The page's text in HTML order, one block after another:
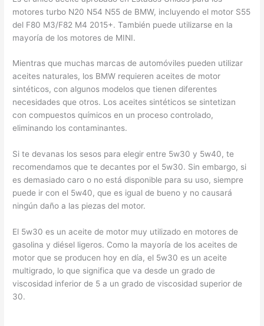
motores turbo N20 N54 N55 de BMW, incluyendo el motor S55
del F80 M3/F82 M4 2015+. También puede utilizarse en la
mayoría de los motores de MINI.
Mientras que muchas marcas de automóviles pueden utilizar
aceites naturales, los BMW requieren aceites de motor
sintéticos, con algunos modelos que tienen diferentes
necesidades que otros. Los aceites sintéticos se sintetizan
con compuestos químicos en un proceso controlado,
eliminando los contaminantes.
Si te devanas los sesos para elegir entre 5w30 y 5w40, te
recomendamos que te decantes por el 5w30. Sin embargo, si
es demasiado caro o no está disponible para su uso, siempre
puede ir con el 5w40, que es igual de bueno y no causará
ningún daño a las piezas del motor.
El 5w30 es un aceite de motor muy utilizado en motores de
gasolina y diésel ligeros. Como la mayoría de los aceites de
motor que se producen hoy en día, el 5w30 es un aceite
multigrado, lo que significa que va desde un grado de
viscosidad inferior de 5 a un grado de viscosidad superior de
30.